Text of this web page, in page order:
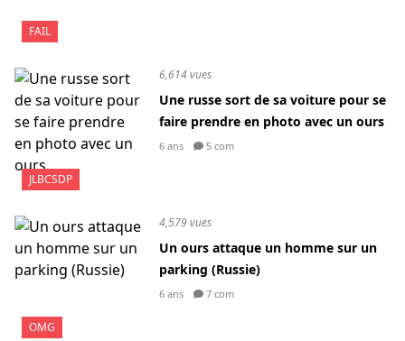
FAIL
JLBCSDP
6,614 vues
Une russe sort de sa voiture pour se
faire prendre en photo avec un ours
6 ans 5 com
OMG
4,579 vues
Un ours attaque un homme sur un
parking (Russie)
6 ans 7 com